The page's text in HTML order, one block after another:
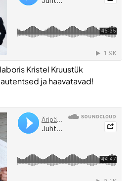
Kristel Kruustük
ja haavatavad!